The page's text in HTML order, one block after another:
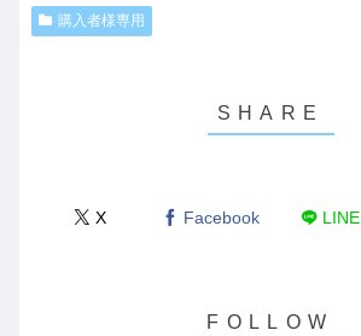
購入者様専用
X Facebook LINE